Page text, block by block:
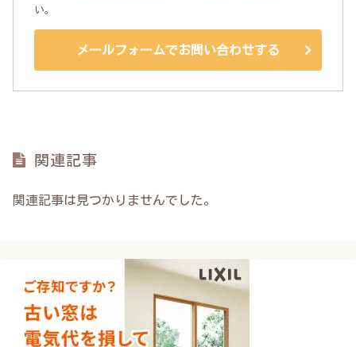
い。
メールフォームでお問い合わせする
関連記事
関連記事は見つかりませんでした。